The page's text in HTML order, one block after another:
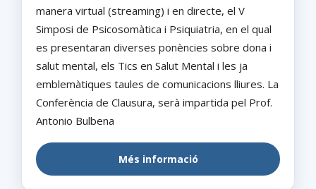
manera virtual (streaming) i en directe, el V
Simposi de Psicosomàtica i Psiquiatria, en el qual
es presentaran diverses ponències sobre dona i
salut mental, els Tics en Salut Mental i les ja
emblemàtiques taules de comunicacions lliures. La
Conferència de Clausura, serà impartida pel Prof.
Antonio Bulbena
Més informació